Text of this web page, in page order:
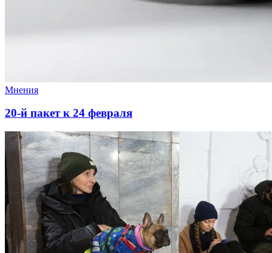
Мнения
20-й пакет к 24 февраля